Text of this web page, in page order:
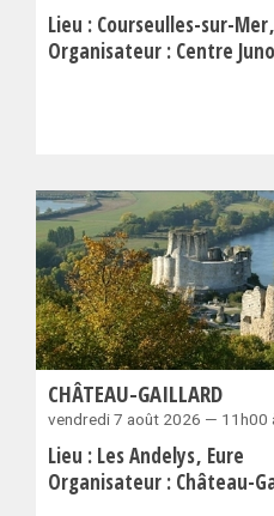
Lieu : Courseulles-sur-Mer
Organisateur : Centre
CHÂTEAU-GAILLARD
vendredi 7 août 2026 — 11h00
Lieu : Les Andelys Eure
Organisateur : Château-